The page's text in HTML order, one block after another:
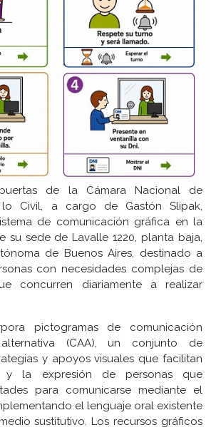
de la Cámara Nacional de
Civil, a cargo de Gastón Slipak,
de comunicación gráfica en la
su sede de Lavalle 1220, planta baja,
de Buenos Aires, destinado a
con necesidades complejas de
concurren diariamente a realizar
pictogramas de comunicación
(CAA), un conjunto de
y apoyos visuales que facilitan
y la expresión de personas que
para comunicarse mediante el
el lenguaje oral existente
sustitutivo. Los recursos gráficos